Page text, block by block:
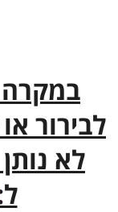
במקרה
לבירור
לא